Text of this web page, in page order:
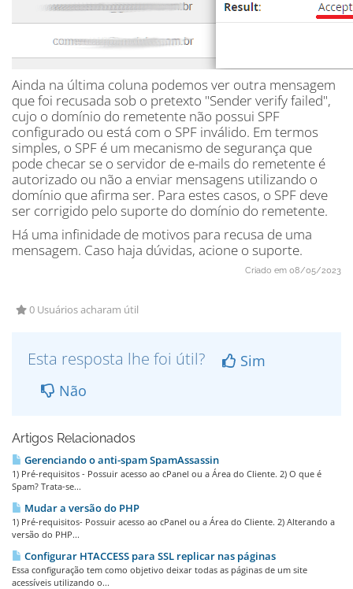
Ainda na última coluna podemos ver outra mensagem
que foi recusada sob o pretexto "Sender verify failed",
cujo o domínio do remetente não possui SPF
configurado ou está com o SPF inválido. Em termos
simples, o SPF é um mecanismo de segurança que
pode checar se o servidor de e-mails do remetente é
autorizado ou não a enviar mensagens utilizando o
domínio que afirma ser. Para estes casos, o SPF deve
ser corrigido pelo suporte do domínio do remetente.
Há uma infinidade de motivos para recusa de uma
mensagem. Caso haja dúvidas, acione o suporte.
Criado em 08/05/2023
0 Usuários acharam útil
Esta resposta lhe foi útil?
Sim
Não
Artigos Relacionados
Gerenciando o anti-spam SpamAssassin
1) Pré-requisitos - Possuir acesso ao cPanel ou a Área do Cliente. 2) O que é
Spam? Trata-se...
Mudar a versão do PHP
1) Pré-requisitos- Possuir acesso ao cPanel ou a Área do Cliente. 2) Alterando a
versão do PHP...
Configurar HTACCESS para SSL replicar nas páginas
Essa configuração tem como objetivo deixar todas as páginas de um site
acessíveis utilizando o...